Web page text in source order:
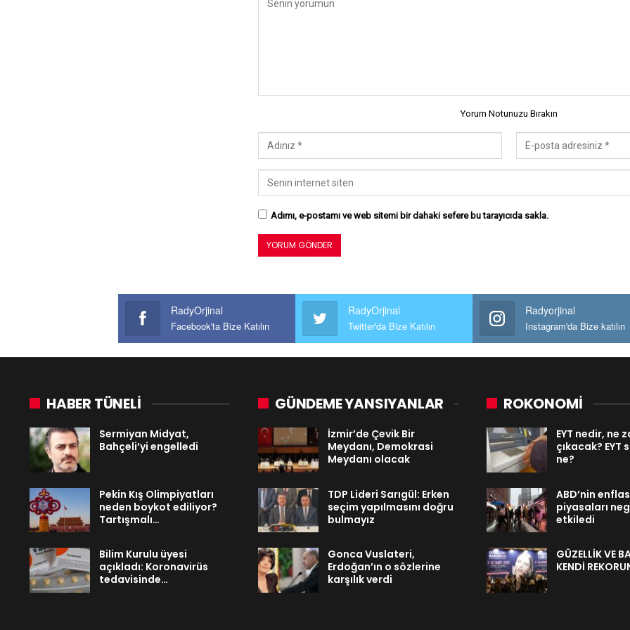
Yorum Notunuzu Bırakın
Adımı, e-postamı ve web sitemi bir dahaki sefere bu tarayıcıda sakla.
RadyOrjinal
Facebook'ta Bize Katılın
RadyOrjinal
Twitter'da Bize Katılın
Radyorjinal
Instagram'da Bize katılın
HABER TÜNELİ
Sermiyan Midyat,
Bahçeli’yi engelledi
Pekin Kış Olimpiyatları
neden boykot ediliyor?
Tartışmalı…
Bilim Kurulu üyesi
açıkladı: Koronavirüs
tedavisinde…
GÜNDEME YANSIYANLAR
İzmir’de Çevik Bir
Meydanı, Demokrasi
Meydanı olacak
TDP Lideri Sarıgül: Erken
seçim yapılmasını doğru
bulmayız
Gonca Vuslateri,
Erdoğan’ın o sözlerine
karşılık verdi
ROKONOMİ
EYT nedir, ne
çıkacak? EYT
ne?
ABD’nin
piyasaları
etkiledi
GÜZELLİK VE
KENDİ